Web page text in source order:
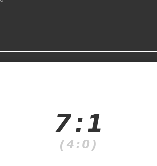
7 : 1
( 4 : 0 )